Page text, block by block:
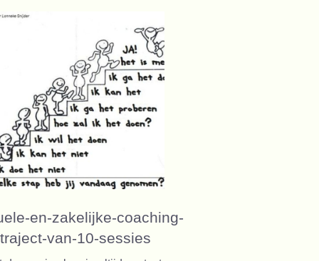
en-zakelijke-coaching-
traject-van-10-sessies